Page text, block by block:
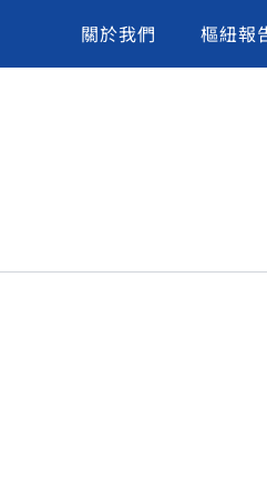
關於我們 樞紐報